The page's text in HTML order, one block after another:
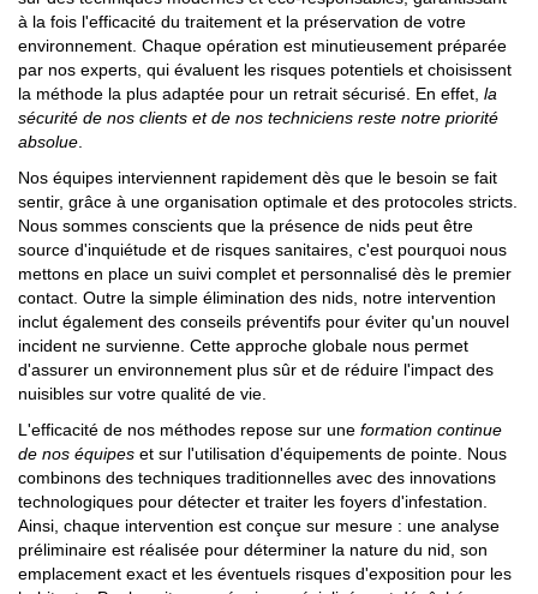
à la fois l'efficacité du traitement et la préservation de votre
environnement. Chaque opération est minutieusement préparée
par nos experts, qui évaluent les risques potentiels et choisissent
la méthode la plus adaptée pour un retrait sécurisé. En effet, la
sécurité de nos clients et de nos techniciens reste notre priorité
absolue
Nos équipes interviennent rapidement dès que le besoin se fait
sentir, grâce à une organisation optimale et des protocoles stricts.
Nous sommes conscients que la présence de nids peut être
source d'inquiétude et de risques sanitaires, c'est pourquoi nous
mettons en place un suivi complet et personnalisé dès le premier
contact. Outre la simple élimination des nids, notre intervention
inclut également des conseils préventifs pour éviter qu'un nouvel
incident ne survienne. Cette approche globale nous permet
d'assurer un environnement plus sûr et de réduire l'impact des
nuisibles sur votre qualité de vie.
L'efficacité de nos méthodes repose sur une formation continue
de nos équipes et sur l'utilisation d'équipements de pointe. Nous
combinons des techniques traditionnelles avec des innovations
technologiques pour détecter et traiter les foyers d'infestation.
Ainsi, chaque intervention est conçue sur mesure : une analyse
préliminaire est réalisée pour déterminer la nature du nid, son
emplacement exact et les éventuels risques d'exposition pour les